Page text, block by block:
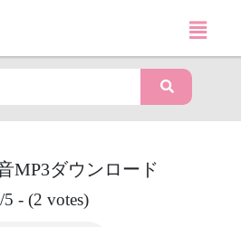
MP3ダウンロード
5 - (2 votes)